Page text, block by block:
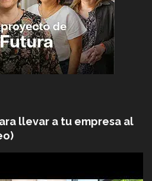
llevar a tu empresa al